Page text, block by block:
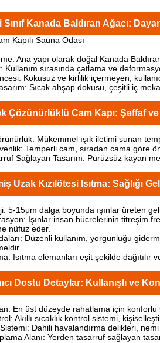
Sınıf Kanada Baldıran Ağacı:
Kapılı Sauna Odası
Ana yapı olarak doğal Kanada
Kullanım sırasında çatlama ve
Kokusuz ve kirlilik içermeyen,
Sıcak ahşap dokusu, çeşitli iç
Çözünürlüklü Cam Kapı: Şeffaf
Mükemmel ışık iletimi sunan
Temperli cam, sıradan cama göre
Sağlayan Tasarım: Pürüzsüz kayan
Uzak Kızılötesi Isıtma: Sağlığı
5-15μm dalga boyunda ışınlar üreten
Işınlar insan hücrelerinin titreşim
nüfuz eder.
Düzenli kullanım, yorgunluğu
Isıtma elemanları eşit şekilde dağıtılır
Dostu Detaylar: Kullanışlı ve
En üst düzeyde rahatlama için konforlu
Akıllı sıcaklık kontrol sistemi,
Dahili havalandırma delikleri,
Alanı: Yerden tasarruf sağlayan